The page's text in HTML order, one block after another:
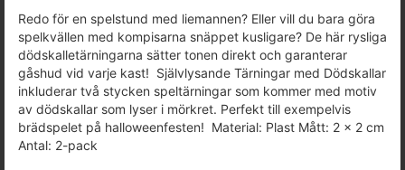
Redo för en spelstund med liemannen? Eller vill du bara göra
spelkvällen med kompisarna snäppet kusligare? De här rysliga
dödskalletärningarna sätter tonen direkt och garanterar
gåshud vid varje kast! Självlysande Tärningar med Dödskallar
inkluderar två stycken speltärningar som kommer med motiv
av dödskallar som lyser i mörkret. Perfekt till exempelvis
brädspelet på halloweenfesten! Material: Plast Mått: 2 x 2 cm
Antal: 2-pack